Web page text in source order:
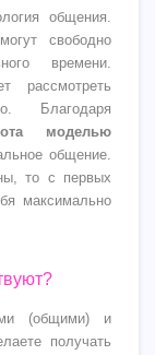
общения.
свободно
времени.
рассмотреть
Благодаря
моделью
общение.
то с первых
максимально
(общими) и
получать